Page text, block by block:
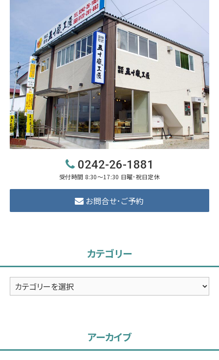
0242-26-1881
受付時間 8:30～17:30 日曜･祝日定休
お問合せ･ご予約
カテゴリー
カ
テ
アーカイブ